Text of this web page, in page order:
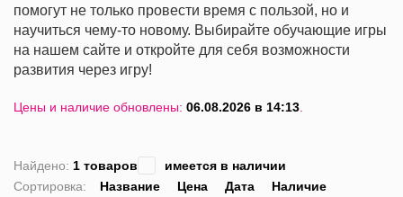
помогут не только провести время с пользой, но и
научиться чему-то новому. Выбирайте обучающие игры
на нашем сайте и откройте для себя возможности
развития через игру!
Цены и наличие обновлены: 06.08.2026 в 14:13.
Найдено: 1 товаров
имеется в наличии
Сортировка:
Название Цена Дата Наличие